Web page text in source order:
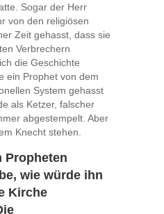
Sogar der Herr
von den religiösen
Zeit gehasst, dass sie
Verbrechern
die Geschichte
ein Prophet von dem
System gehasst
als Ketzer, falscher
abgestempelt. Aber
Knecht stehen.
Propheten
wie würde ihn
Kirche